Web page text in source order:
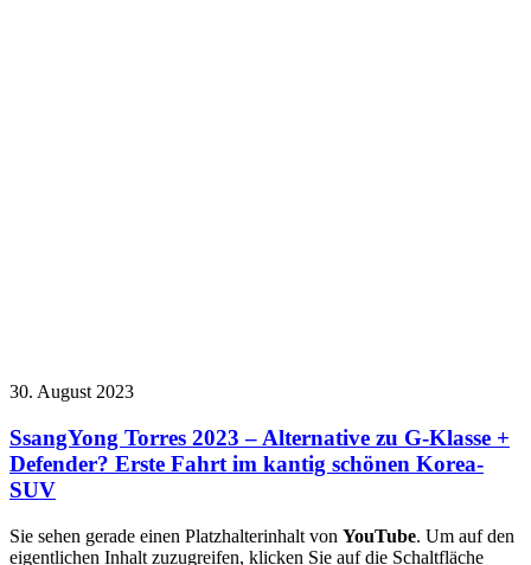
30. August 2023
SsangYong Torres 2023 – Alternative zu G-Klasse +
Defender? Erste Fahrt im kantig schönen Korea-
SUV
Sie sehen gerade einen Platzhalterinhalt von YouTube. Um auf den
eigentlichen Inhalt zuzugreifen, klicken Sie auf die Schaltfläche